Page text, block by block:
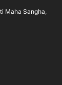
Maha Sangha,